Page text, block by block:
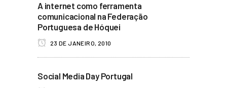
A internet como ferramenta
comunicacional na Federação
Portuguesa de Hóquei
23 DE JANEIRO, 2010
Social Media Day Portugal